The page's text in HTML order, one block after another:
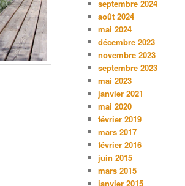
septembre 2024
août 2024
mai 2024
décembre 2023
novembre 2023
septembre 2023
mai 2023
janvier 2021
mai 2020
février 2019
mars 2017
février 2016
juin 2015
mars 2015
janvier 2015